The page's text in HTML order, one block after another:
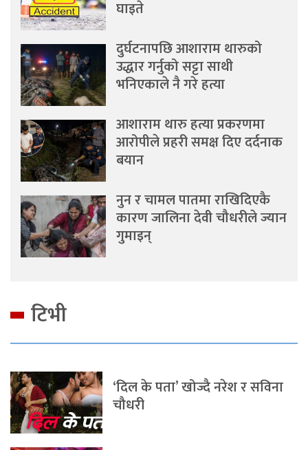
घाइते
दुर्घटनापछि आशाराम थारुको
उद्धार गर्नुको सट्टा साथी
भनिएकाले नै गरे हत्या
आशाराम थारु हत्या प्रकरणमा
आरोपीले प्रहरी समक्ष दिए दर्दनाक
बयान
नुन र चामल पातमा राखिदिएकै
कारण जालिना देवी चौधरीले ज्यान
गुमाइन्
टिभी
‘दिल के पता’ खोज्दै नरेश र सविना
चौधरी